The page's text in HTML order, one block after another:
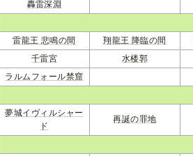
轟雷深淵
雷龍王 悲鳴の間
翔龍王 降臨の間
千雷宮
水楼郭
ラルムフォール禁窟
夢城イヴィルシャー
ド
再誕の罪地